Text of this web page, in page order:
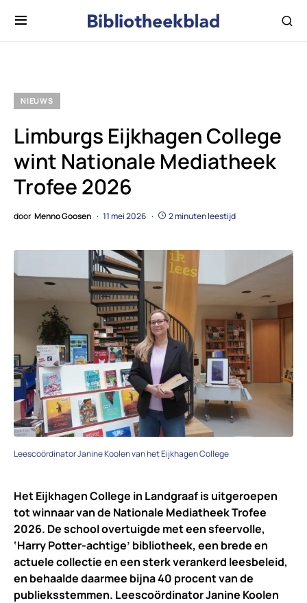
NIEUWS
Limburgs Eijkhagen College
wint Nationale Mediatheek
Trofee 2026
door Menno Goosen 11 mei 2026 2 minuten leestijd
Leescoördinator Janine Koolen van het Eijkhagen College
Het Eijkhagen College in Landgraaf is uitgeroepen
tot winnaar van de Nationale Mediatheek Trofee
2026. De school overtuigde met een sfeervolle,
‘Harry Potter-achtige’ bibliotheek, een brede en
actuele collectie en een sterk verankerd leesbeleid,
en behaalde daarmee bijna 40 procent van de
publieksstemmen. Leescoördinator Janine Koolen